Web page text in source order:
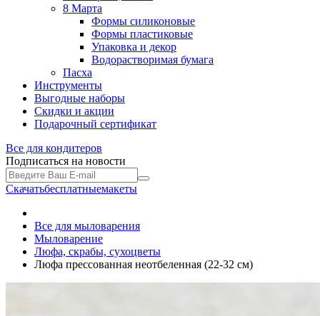
8 Марта
Формы силиконовые
Формы пластиковые
Упаковка и декор
Водорастворимая бумага
Пасха
Инструменты
Выгодные наборы
Скидки и акции
Подарочный сертификат
Все для кондитеров
Подписаться на новости
Скачатьбесплатныемакеты
Все для мыловарения
Мыловарение
Люфа, скрабы, сухоцветы
Люфа прессованная неотбеленная (22-32 см)